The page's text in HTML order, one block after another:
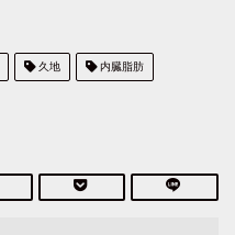
久地 内臓脂肪